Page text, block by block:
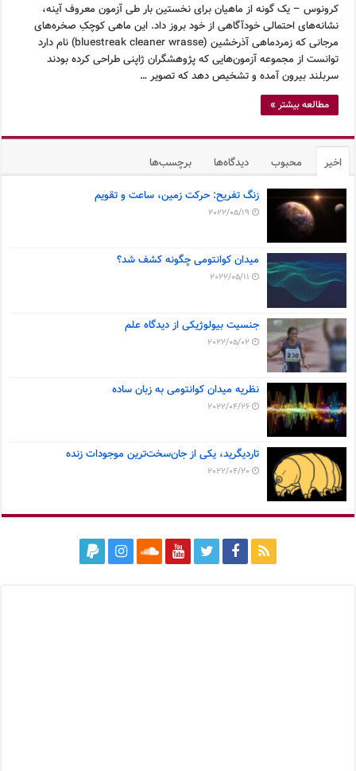
کرونوس – یک گونه از ماهیان برای نخستین بار طی آزمون معروف آینه،
نشانه‌های احتمالی خودآگاهی از خود بروز داد. این ماهی کوچکِ صخره‌های
مرجانی که زمردماهی آذرخشین (bluestreak cleaner wrasse) نام دارد
توانست از مجموعه آزمون‌هایی که پژوهشگران ژاپنی طراحی کرده بودند
سربلند بیرون آمده و تشخیص دهد که تصویر …
مطالعه بیشتر »
اخیر محبوب دیدگاه‌ها برچسب‌ها
زنگ تفریح: حرکت زمین، ساعت و تقویم
2022/05/19
میدان کوانتومی چگونه کشف شد؟
2022/05/11
جنسیت بیولوژیکی از دیدگاه علم
2022/05/02
نظریه میدان کوانتومی به زبان ساده
2022/04/26
تاردیگرید، یکی از جان‌سخت‌ترین موجودات زنده
2022/04/20